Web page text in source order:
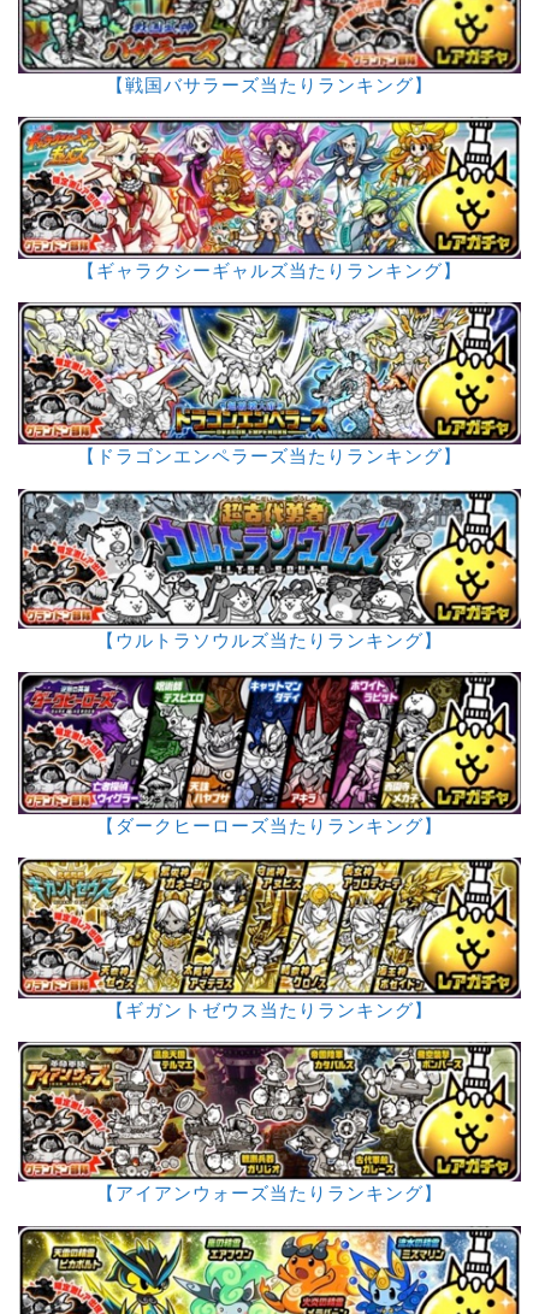
【戦国バサラーズ当たりランキング】
【ギャラクシーギャルズ当たりランキング】
【ドラゴンエンペラーズ当たりランキング】
【ウルトラソウルズ当たりランキング】
【ダークヒーローズ当たりランキング】
【ギガントゼウス当たりランキング】
【アイアンウォーズ当たりランキング】